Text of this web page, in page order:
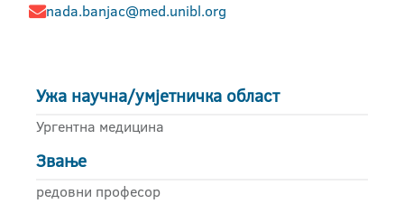
nada.banjac@med.unibl.org
Ужа научна/умјетничка област
Ургентна медицина
Звање
редовни професор